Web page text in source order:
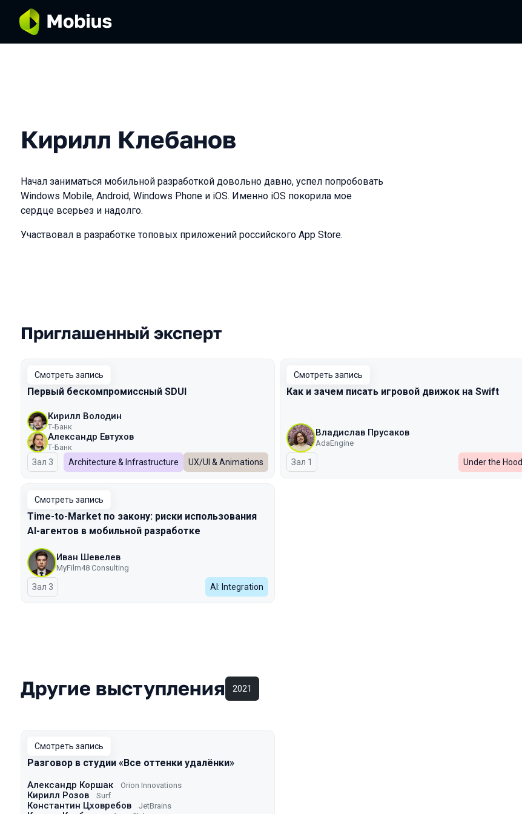
Кирилл Клебанов
Начал заниматься мобильной разработкой довольно давно, успел попробовать
Windows Mobile, Android, Windows Phone и iOS. Именно iOS покорила мое
сердце всерьез и надолго.
Участвовал в разработке топовых приложений российского App Store.
Выступления в сезоне 2026 Spring
Приглашенный эксперт
Смотреть запись
Первый бескомпромиссный SDUI
Кирилл Володин
Т-Банк
Александр Евтухов
Т-Банк
Зал 3 Architecture & Infrastructure UX/UI & Animations
Смотреть запись
Как и зачем писать игровой движок на Swift
Владислав Прусаков
AdaEngine
Зал 1 Under the Hood
Смотреть запись
Time-to-Market по закону: риски использования
AI-агентов в мобильной разработке
Иван Шевелев
MyFilm48 Consulting
Зал 3 AI: Integration
Другие выступления 2021
Смотреть запись
Разговор в студии «Все оттенки удалёнки»
Александр Коршак Orion Innovations
Кирилл Розов Surf
Константин Цховребов JetBrains